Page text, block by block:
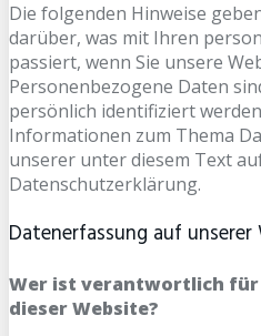
Die folgenden Hinweise
darüber, was mit Ihren
passiert, wenn Sie unsere
Personenbezogene Daten
persönlich identifiziert
Informationen zum Thema
unserer unter diesem Text
Datenschutzerklärung.
Datenerfassung auf
Wer ist verantwortlich
dieser Website?